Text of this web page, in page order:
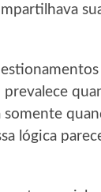
lógica